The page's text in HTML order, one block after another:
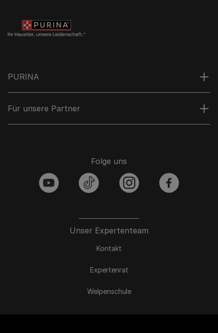
PURINA
Für unsere Partner
Unser Expertenteam
Kontakt
Expertenrat
Welpenschule
Folge uns
youtube tiktok instagram facebook